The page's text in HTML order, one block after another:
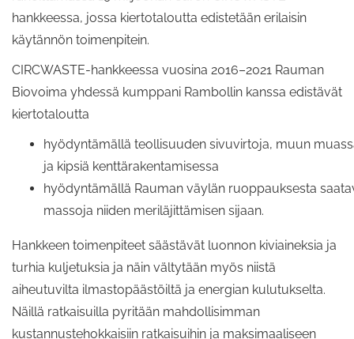
hankkeessa, jossa kiertotaloutta edistetään erilaisin
käytännön toimenpitein.
CIRCWASTE-hankkeessa vuosina 2016–2021 Rauman
Biovoima yhdessä kumppani Rambollin kanssa edistävät
kiertotaloutta
hyödyntämällä teollisuuden sivuvirtoja, muun
ja kipsiä kenttärakentamisessa
hyödyntämällä Rauman väylän ruoppauksesta
massoja niiden meriläjittämisen sijaan.
Hankkeen toimenpiteet säästävät luonnon kiviaineksia ja
turhia kuljetuksia ja näin vältytään myös niistä
aiheutuvilta ilmastopäästöiltä ja energian kulutukselta.
Näillä ratkaisuilla pyritään mahdollisimman
kustannustehokkaisiin ratkaisuihin ja maksimaaliseen